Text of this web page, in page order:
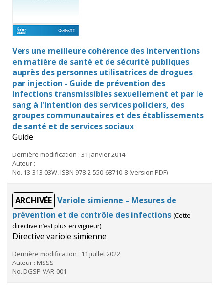
Vers une meilleure cohérence des interventions
en matière de santé et de sécurité publiques
auprès des personnes utilisatrices de drogues
par injection - Guide de prévention des
infections transmissibles sexuellement et par le
sang à l'intention des services policiers, des
groupes communautaires et des établissements
de santé et de services sociaux
Guide
Dernière modification : 31 janvier 2014
Auteur :
No. 13-313-03W, ISBN 978-2-550-68710-8 (version PDF)
ARCHIVÉE Variole simienne – Mesures de
prévention et de contrôle des infections (Cette
directive n’est plus en vigueur)
Directive variole simienne
Dernière modification : 11 juillet 2022
Auteur : MSSS
No. DGSP-VAR-001